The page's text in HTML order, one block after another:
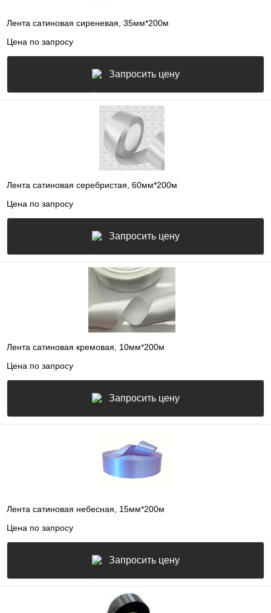
Лента сатиновая сиреневая, 35мм*200м
Цена по запросу
Запросить цену
Лента сатиновая серебристая, 60мм*200м
Цена по запросу
Запросить цену
Лента сатиновая кремовая, 10мм*200м
Цена по запросу
Запросить цену
Лента сатиновая небесная, 15мм*200м
Цена по запросу
Запросить цену